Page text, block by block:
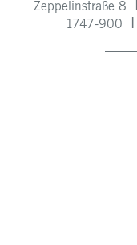
Zeppelinstraße 8
1747-900